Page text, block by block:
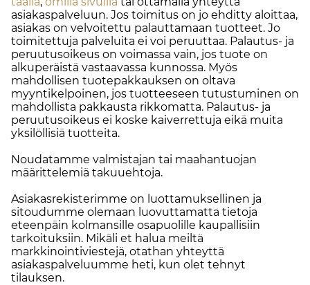
asiakaspalveluun. Jos toimitus on jo ehditty aloittaa,
asiakas on velvoitettu palauttamaan tuotteet. Jo
toimitettuja palveluita ei voi peruuttaa. Palautus- ja
peruutusoikeus on voimassa vain, jos tuote on
alkuperäistä vastaavassa kunnossa. Myös
mahdollisen tuotepakkauksen on oltava
myyntikelpoinen, jos tuotteeseen tutustuminen on
mahdollista pakkausta rikkomatta. Palautus- ja
peruutusoikeus ei koske kaiverrettuja eikä muita
yksilöllisiä tuotteita.
Noudatamme valmistajan tai maahantuojan
määrittelemiä takuuehtoja.
Asiakasrekisterimme on luottamuksellinen ja
sitoudumme olemaan luovuttamatta tietoja
eteenpäin kolmansille osapuolille kaupallisiin
tarkoituksiin. Mikäli et halua meiltä
markkinointiviestejä, otathan yhteyttä
asiakaspalveluumme heti, kun olet tehnyt
tilauksen.